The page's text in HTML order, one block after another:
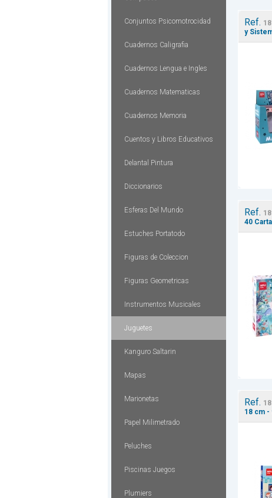
Conjuntos Psicomotrocidad
Cuadernos Caligrafia
Cuadernos Lengua e Ingles
Cuadernos Matematicas
Cuadernos Memoria
Cuentos y Libros Educativos
Delantal Pintura
Diccionarios
Esferas Del Mundo
Estuches Portatodo
Figuras de Coleccion
Figuras Geometricas
Instrumentos Musicales
Juguetes
Kanguro Saltarin
Mapas
Marionetas
Papel Milimetrado
Peluches
Piscinas Juegos
Plumiers
Ref.
y
Ref.
40
Ref.
18 cm -